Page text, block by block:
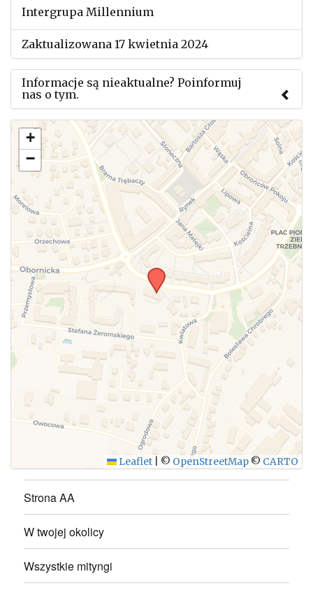
Intergrupa Millennium
Zaktualizowana 17 kwietnia 2024
Informacje są nieaktualne? Poinformuj
nas o tym.
Użyj tego formularza aby przesłać informację o
zmianach w powyższym mityngu.
WYŚLIJ
+
−
Leaflet © OpenStreetMap © CARTO
Strona AA
W twojej okolicy
Wszystkie mityngi